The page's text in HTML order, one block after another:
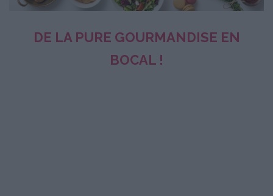
DE LA PURE GOURMANDISE EN
BOCAL !